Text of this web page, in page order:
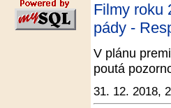
Filmy roku
pády -
V plánu
poutá
31. 12. 2018,